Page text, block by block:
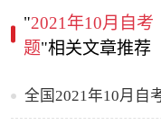
"2021年10月自
题"相关文章推荐